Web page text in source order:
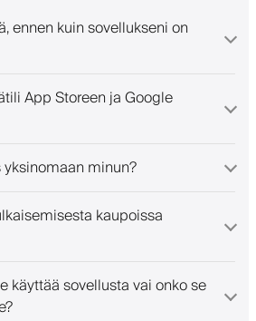
ennen kuin sovellukseni on
App Storeen ja Google
minun?
kaupoissa
käyttää sovellusta vai onko se